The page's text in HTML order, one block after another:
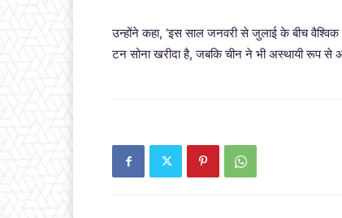
उन्होंने कहा, ‘इस साल जनवरी से जुलाई के बीच
टन सोना खरीदा है, जबकि चीन ने भी अस्थायी रूप से